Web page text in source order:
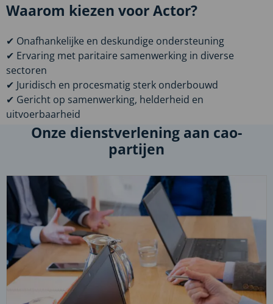
Waarom kiezen voor Actor?
✔ Onafhankelijke en deskundige ondersteuning
✔ Ervaring met paritaire samenwerking in diverse
sectoren
✔ Juridisch en procesmatig sterk onderbouwd
✔ Gericht op samenwerking, helderheid en
uitvoerbaarheid
Onze dienstverlening aan cao-
partijen